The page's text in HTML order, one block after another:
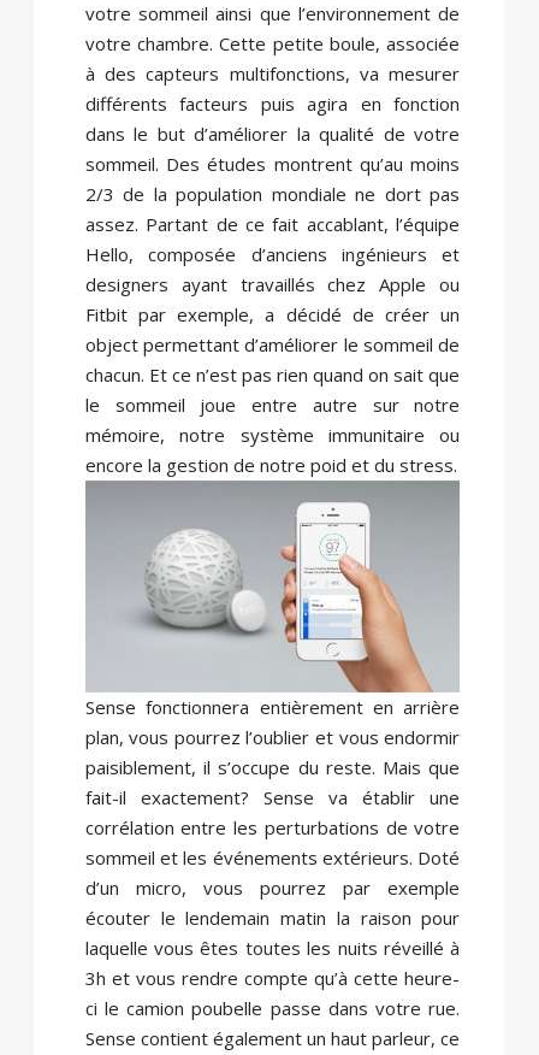
votre sommeil ainsi que l’environnement de
votre chambre. Cette petite boule, associée
à des capteurs multifonctions, va mesurer
différents facteurs puis agira en fonction
dans le but d’améliorer la qualité de votre
sommeil. Des études montrent qu’au moins
2/3 de la population mondiale ne dort pas
assez. Partant de ce fait accablant, l’équipe
Hello, composée d’anciens ingénieurs et
designers ayant travaillés chez Apple ou
Fitbit par exemple, a décidé de créer un
object permettant d’améliorer le sommeil de
chacun. Et ce n’est pas rien quand on sait que
le sommeil joue entre autre sur notre
mémoire, notre système immunitaire ou
encore la gestion de notre poid et du stress.
Sense fonctionnera entièrement en arrière
plan, vous pourrez l’oublier et vous endormir
paisiblement, il s’occupe du reste. Mais que
fait-il exactement? Sense va établir une
corrélation entre les perturbations de votre
sommeil et les événements extérieurs. Doté
d’un micro, vous pourrez par exemple
écouter le lendemain matin la raison pour
laquelle vous êtes toutes les nuits réveillé à
3h et vous rendre compte qu’à cette heure-
ci le camion poubelle passe dans votre rue.
Sense contient également un haut parleur, ce